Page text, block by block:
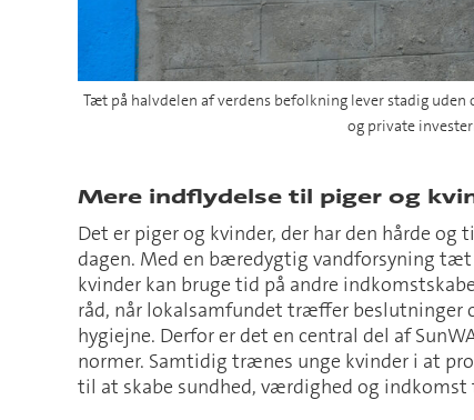
Tæt på halvdelen af verdens befolkning lever stadig
og private
Mere indflydelse til piger og
Det er piger og kvinder, der har den hårde
dagen. Med en bæredygtig vandforsyning
kvinder kan bruge tid på andre
råd, når lokalsamfundet træffer beslutninger
hygiejne. Derfor er det en central del af
normer. Samtidig trænes unge kvinder i at
til at skabe sundhed, værdighed og